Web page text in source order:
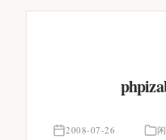
2008-07-26